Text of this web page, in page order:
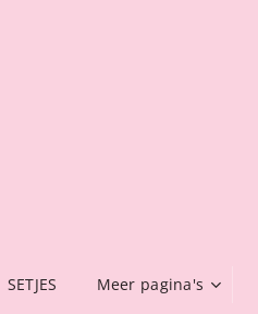
SETJES Meer pagina's